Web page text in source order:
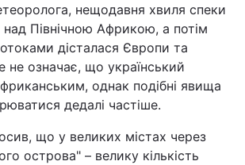
нещодавня хвиля спеки
Північною Африкою, а потім
дісталася Європи та
не означає, що український
однак подібні явища
дедалі частіше.
що у великих містах через
острова" – велику кількість